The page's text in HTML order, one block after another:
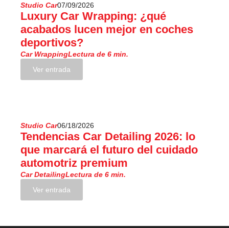
Studio Car07/09/2026
Luxury Car Wrapping: ¿qué
acabados lucen mejor en coches
deportivos?
Car WrappingLectura de 6 min.
Ver entrada
Studio Car06/18/2026
Tendencias Car Detailing 2026: lo
que marcará el futuro del cuidado
automotriz premium
Car DetailingLectura de 6 min.
Ver entrada